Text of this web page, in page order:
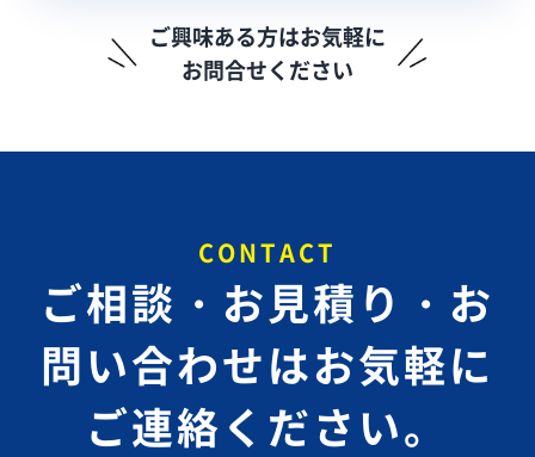
ご興味ある方はお気軽に
お問合せください
CONTACT
ご相談・お見積り・お
問い合わせはお気軽に
ご連絡ください。